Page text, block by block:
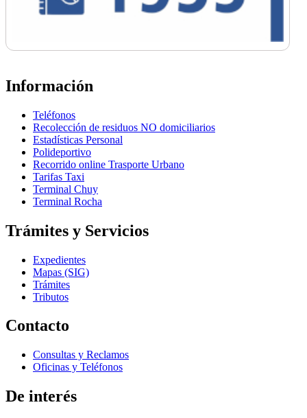
Información
Teléfonos
Recolección de residuos NO domiciliarios
Estadísticas Personal
Polideportivo
Recorrido online Trasporte Urbano
Tarifas Taxi
Terminal Chuy
Terminal Rocha
Trámites y Servicios
Expedientes
Mapas (SIG)
Trámites
Tributos
Contacto
Consultas y Reclamos
Oficinas y Teléfonos
De interés